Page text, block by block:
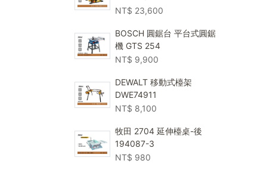
NT$ 23,600
BOSCH 圓鋸台 平台式圓鋸
機 GTS 254
NT$ 9,900
DEWALT 移動式檯架
DWE74911
NT$ 8,100
牧田 2704 延伸檯桌-後
194087-3
NT$ 980